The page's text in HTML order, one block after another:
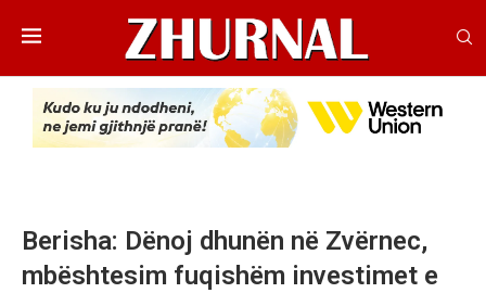
Berisha: Dënoj dhunën në Zvërnec,
mbështesim fuqishëm investimet e